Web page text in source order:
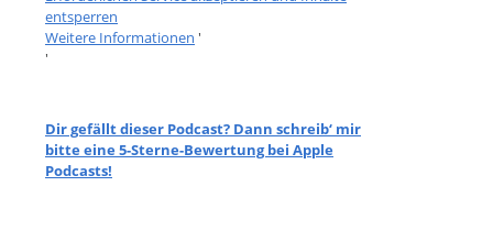
entsperren
Weitere Informationen '
'
Dir gefällt dieser Podcast? Dann schreib‘ mir
bitte eine 5-Sterne-Bewertung bei Apple
Podcasts!